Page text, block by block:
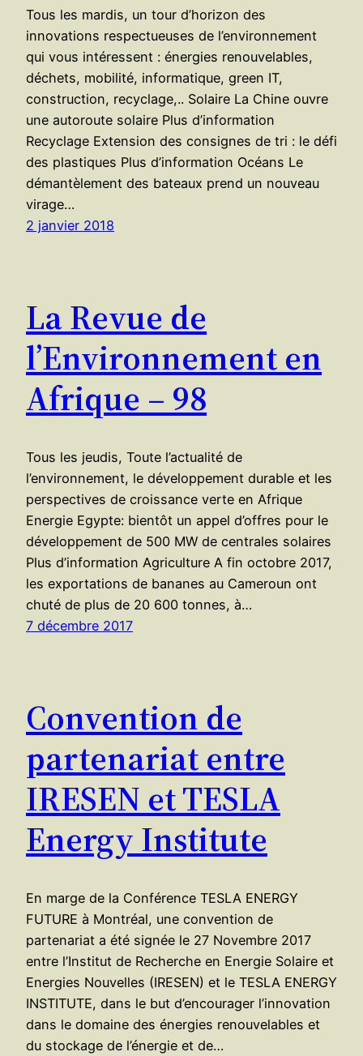
Tous les mardis, un tour d’horizon des
innovations respectueuses de l’environnement
qui vous intéressent : énergies renouvelables,
déchets, mobilité, informatique, green IT,
construction, recyclage,.. Solaire La Chine ouvre
une autoroute solaire Plus d’information
Recyclage Extension des consignes de tri : le défi
des plastiques Plus d’information Océans ​Le
démantèlement des bateaux prend un nouveau
virage…
2 janvier 2018
La Revue de
l’Environnement en
Afrique – 98
Tous les jeudis, Toute l’actualité de
l’environnement, le développement durable et les
perspectives de croissance verte en Afrique
Energie Egypte: bientôt un appel d’offres pour le
développement de 500 MW de centrales solaires
Plus d’information Agriculture A fin octobre 2017,
les exportations de bananes au Cameroun ont
chuté de plus de 20 600 tonnes, à…
7 décembre 2017
Convention de
partenariat entre
IRESEN et TESLA
Energy Institute
En marge de la Conférence TESLA ENERGY
FUTURE à Montréal, une convention de
partenariat a été signée le 27 Novembre 2017
entre l’Institut de Recherche en Energie Solaire et
Energies Nouvelles (IRESEN) et le TESLA ENERGY
INSTITUTE, dans le but d’encourager l’innovation
dans le domaine des énergies renouvelables et
du stockage de l’énergie et de…